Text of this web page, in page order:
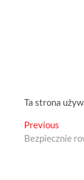
Ta strona
Nawigacja
wpisu
Previous
post:
Bezpiecznie